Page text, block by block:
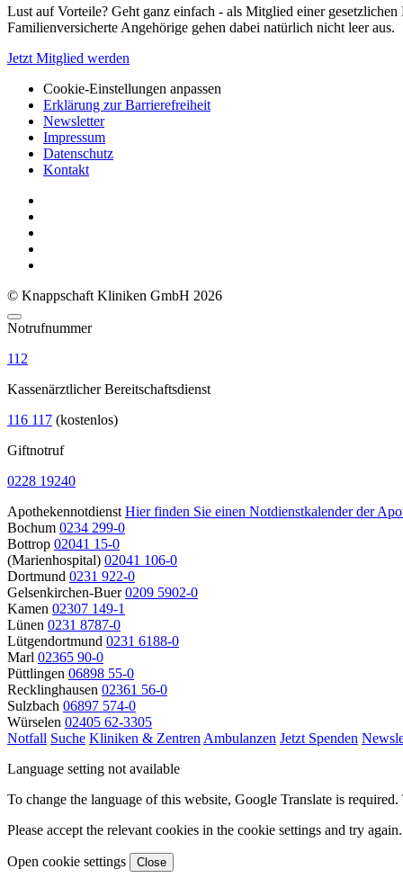
Lust auf Vorteile? Geht ganz einfach - als Mitglied einer gesetzlichen
Familienversicherte Angehörige gehen dabei natürlich nicht leer aus.
Jetzt Mitglied werden
Cookie-Einstellungen anpassen
Erklärung zur Barrierefreiheit
Newsletter
Impressum
Datenschutz
Kontakt
© Knappschaft Kliniken GmbH 2026
Notrufnummer
112
Kassenärztlicher Bereitschaftsdienst
116 117 (kostenlos)
Giftnotruf
0228 19240
Apothekennotdienst Hier finden Sie einen Notdienstkalender der
Bochum 0234 299-0
Bottrop 02041 15-0
(Marienhospital) 02041 106-0
Dortmund 0231 922-0
Gelsenkirchen-Buer 0209 5902-0
Kamen 02307 149-1
Lünen 0231 8787-0
Lütgendortmund 0231 6188-0
Marl 02365 90-0
Püttlingen 06898 55-0
Recklinghausen 02361 56-0
Sulzbach 06897 574-0
Würselen 02405 62-3305
Notfall Suche Kliniken & Zentren Ambulanzen Jetzt Spenden
Language setting not available
To change the language of this website, Google Translate is
Please accept the relevant cookies in the cookie settings and try again.
Open cookie settings Close